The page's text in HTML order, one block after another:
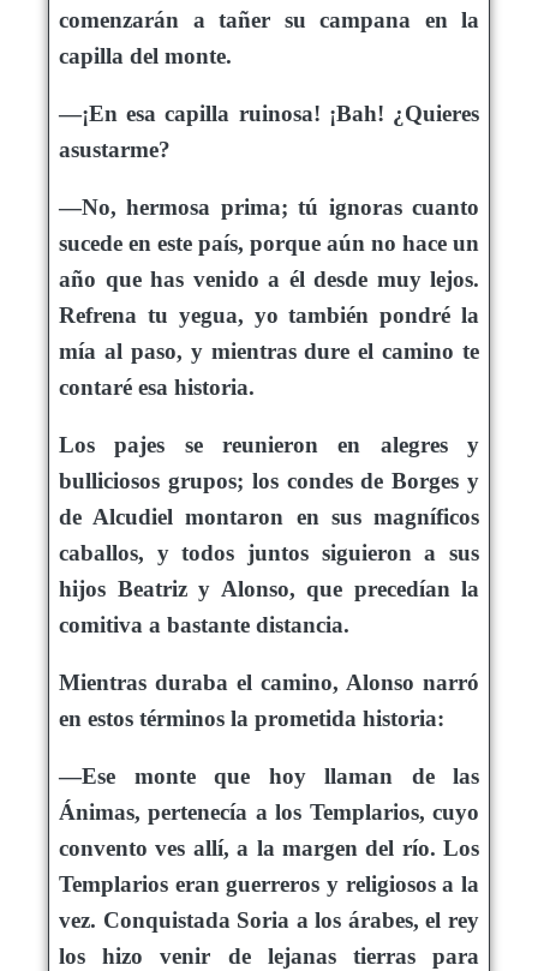
comenzarán a tañer su campana en la
capilla del monte.
—¡En esa capilla ruinosa! ¡Bah! ¿Quieres
asustarme?
—No, hermosa prima; tú ignoras cuanto
sucede en este país, porque aún no hace un
año que has venido a él desde muy lejos.
Refrena tu yegua, yo también pondré la
mía al paso, y mientras dure el camino te
contaré esa historia.
Los pajes se reunieron en alegres y
bulliciosos grupos; los condes de Borges y
de Alcudiel montaron en sus magníficos
caballos, y todos juntos siguieron a sus
hijos Beatriz y Alonso, que precedían la
comitiva a bastante distancia.
Mientras duraba el camino, Alonso narró
en estos términos la prometida historia:
—Ese monte que hoy llaman de las
Ánimas, pertenecía a los Templarios, cuyo
convento ves allí, a la margen del río. Los
Templarios eran guerreros y religiosos a la
vez. Conquistada Soria a los árabes, el rey
los hizo venir de lejanas tierras para